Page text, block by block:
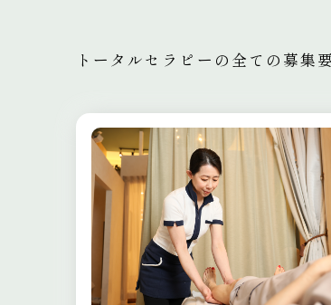
トータルセラピーの全ての募集